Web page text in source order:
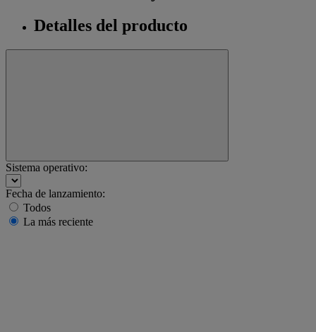
Detalles del producto
Sistema operativo:
Fecha de lanzamiento:
Todos
La más reciente